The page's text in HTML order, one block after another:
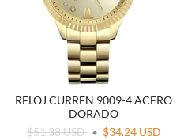
RELOJ CURREN 9009-4 ACERO
DORADO
$51.38 USD
$34.24 USD